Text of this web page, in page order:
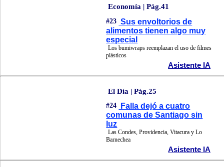
Economía | Pág.41
#23 Sus envoltorios de
alimentos tienen algo muy
especial
Los bumiwraps reemplazan el uso de filmes
plásticos
Asistente IA
El Día | Pág.25
#24
Falla dejó a cuatro
comunas de Santiago sin
luz
Las Condes, Providencia, Vitacura y Lo
Barnechea
Asistente IA